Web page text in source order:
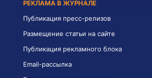
РЕКЛАМА В ЖУРНАЛЕ
Публикация пресс-релизов
Размещение статьи на сайте
Публикация рекламного блока
Email-рассылка